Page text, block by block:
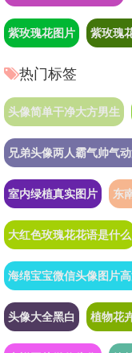
紫玫瑰花图片 紫玫瑰
热门标签
头像简单干净大方男生
兄弟头像两人霸气帅气
室内绿植真实图片 东
大红色玫瑰花花语是什么
海绵宝宝微信头像图片
头像大全黑白 植物花